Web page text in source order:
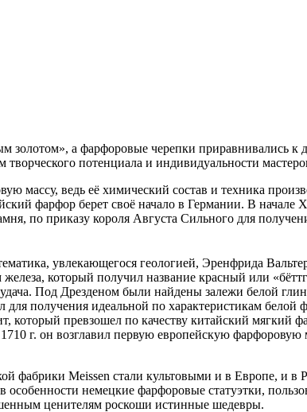
а фарфоровые черепки приравнивались к
потенциала и индивидуальности
ведь её химический состав и техника
фарфор берет своё начало в Германии. В
по приказу короля Августа Сильного для
увлекающегося геологией, Эренфрида
который получил название красный или
Под Дрезденом были найдены залежи белой
получения идеальной по характеристикам
который превзошел по качеству китайский мягкий
г. он возглавил первую европейскую
фабрики Meissen стали культовыми и в Европе, и
немецкие фарфоровые статуэтки,
ценителям роскоши истинные шедевры.